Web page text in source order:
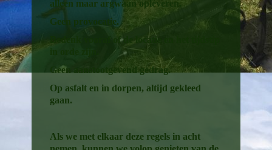
alleen maar argwaan opleveren.
Geen provocatie.
Bedenk vooraf of de locatie en het tijdstip
Geen aanstootgevend gedrag.
Op asfalt en in dorpen, altijd gekleed
gaan.
Als we met elkaar deze regels in acht